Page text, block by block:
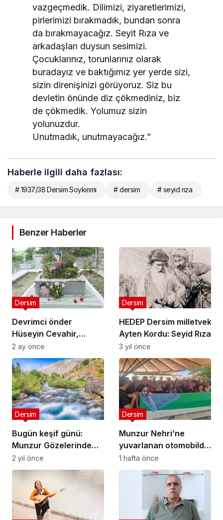
vazgeçmedik. Dilimizi, ziyaretlerimizi,
pirlerimizi bırakmadık, bundan sonra
da bırakmayacağız. Seyit Rıza ve
arkadaşları duysun sesimizi.
Çocuklarınız, torunlarınız olarak
buradayız ve baktığımız yer yerde sizi,
sizin direnişinizi görüyoruz. Siz bu
devletin önünde diz çökmediniz, biz
de çökmedik. Yolumuz sizin
yolunuzdur.
Unutmadık, unutmayacağız.”
Haberle ilgili daha fazlası:
# 1937/38 Dersim Soykırımı # dersim # seyid rıza
Benzer Haberler
Devrimci önder
Hüseyin Cevahir,
Dersim’deki Mezarı
Başında Anıldı
Dersim
2 ay önce
HEDEP Dersim milletvekili
Ayten Kordu: Seyid
mezarı 86 yıldır gizleniyor;
çünkü mezarsızlık
kurucu siyasetidir!
Dersim
3 yıl önce
Bugün keşif günü:
Munzur Gözelerinde
keşif yapılacak
Dersim
2 yıl önce
Munzur Nehri’ne
yuvarlanan otomobilde
ağır yaralanmıştı: Elif
Zilan Söylemez son
yolculuğuna uğurlandı
Dersim
1 hafta önce